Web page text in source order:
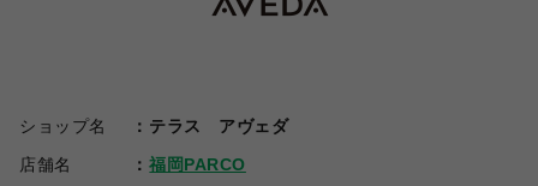
ショップ名
テラス アヴェダ
店舗名
福岡PARCO